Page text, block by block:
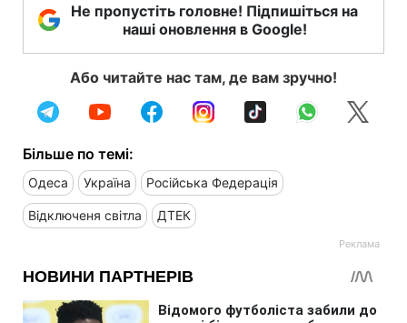
Не пропустіть головне! Підпишіться на
наші оновлення в Google!
Або читайте нас там, де вам зручно!
Більше по темі:
Одеса Україна Російська Федерація
Відключеня світла ДТЕК